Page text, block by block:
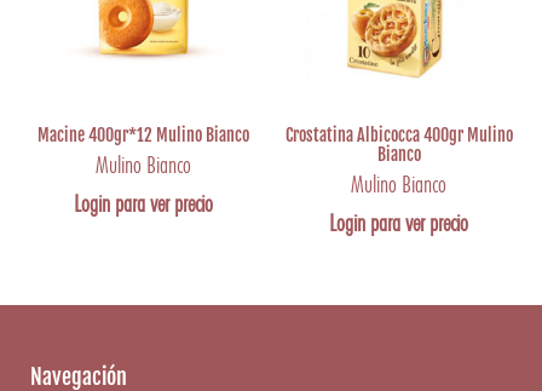
Macine 400gr*12 Mulino Bianco
Mulino Bianco
Login para ver precio
Crostatina Albicocca 400gr Mulino
Bianco
Mulino Bianco
Login para ver precio
Navegación